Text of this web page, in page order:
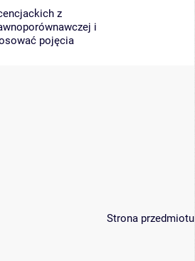
z
i
pojęcia
Strona przedmiotu